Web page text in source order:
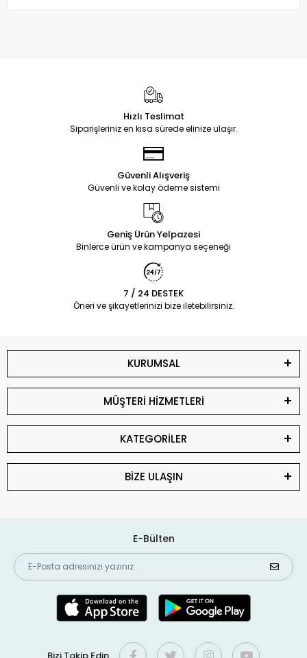
Hızlı Teslimat
Siparişleriniz en kısa sürede elinize ulaşır.
Güvenli Alışveriş
Güvenli ve kolay ödeme sistemi
Geniş Ürün Yelpazesi
Binlerce ürün ve kampanya seçeneği
7 / 24 DESTEK
Öneri ve şikayetlerinizi bize iletebilirsiniz.
KURUMSAL
MÜŞTERİ HİZMETLERİ
KATEGORİLER
BİZE ULAŞIN
E-Bülten